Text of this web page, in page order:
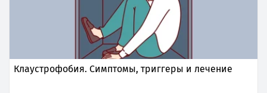
Клаустрофобия. Симптомы, триггеры и лечение